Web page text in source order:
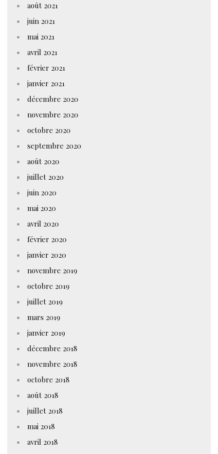
août 2021
juin 2021
mai 2021
avril 2021
février 2021
janvier 2021
décembre 2020
novembre 2020
octobre 2020
septembre 2020
août 2020
juillet 2020
juin 2020
mai 2020
avril 2020
février 2020
janvier 2020
novembre 2019
octobre 2019
juillet 2019
mars 2019
janvier 2019
décembre 2018
novembre 2018
octobre 2018
août 2018
juillet 2018
mai 2018
avril 2018